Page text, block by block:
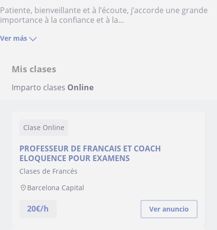
Patiente, bienveillante et à l’écoute, j’accorde une grande
importance à la confiance et à la...
Ver más
Mis clases
Imparto clases Online
Clase Online
PROFESSEUR DE FRANCAIS ET COACH
ELOQUENCE POUR EXAMENS
Clases de Francés
Barcelona Capital
20€/h Ver anuncio